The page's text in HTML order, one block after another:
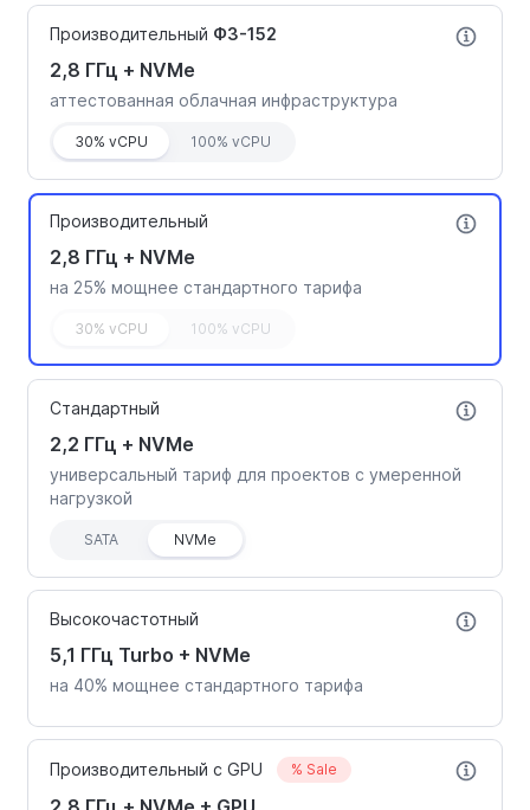
Производительный ФЗ-152
2,8 ГГц + NVMe
аттестованная облачная инфраструктура
30% vCPU 100% vCPU
Производительный
2,8 ГГц + NVMe
на 25% мощнее стандартного тарифа
30% vCPU 100% vCPU
Стандартный
2,2 ГГц + NVMe
универсальный тариф для проектов с умеренной
нагрузкой
SATA NVMe
Высокочастотный
5,1 ГГц Turbo + NVMe
на 40% мощнее стандартного тарифа
Производительный с GPU % Sale